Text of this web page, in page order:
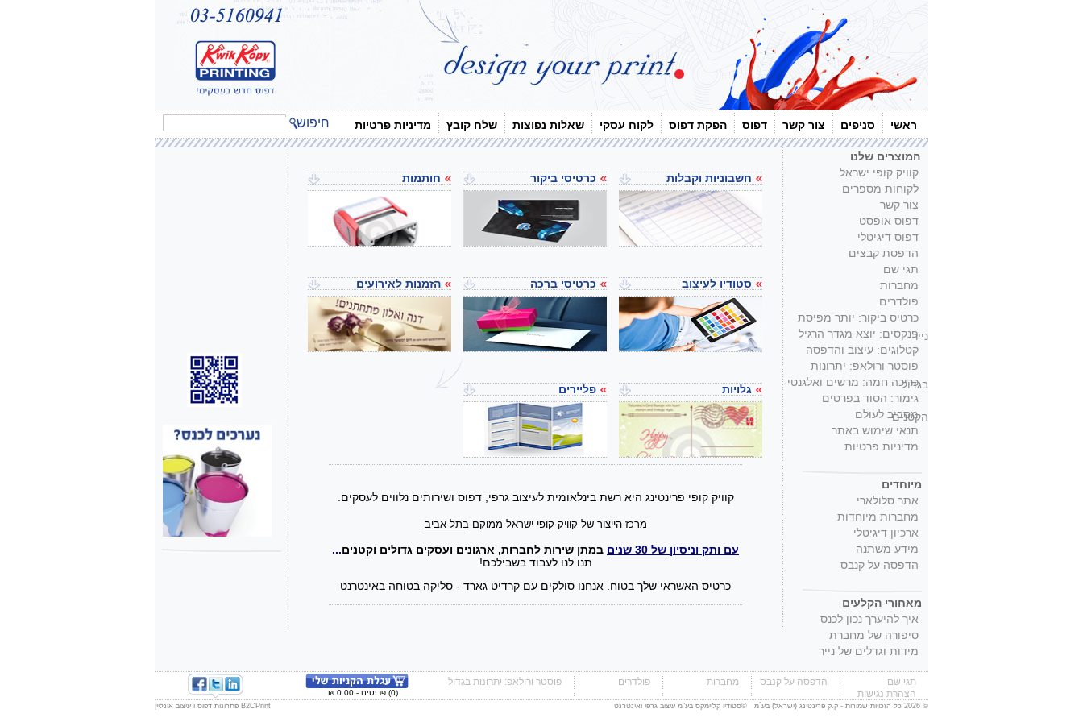
חיפוש ראשי סניפים צור קשר דפוס הפקת דפוס לקוח עסקי שאלות נפוצות שלח קובץ מדיניות פרטיות
חשבוניות וקבלות כרטיסי ביקור חותמות
סטודיו לעיצוב כרטיסי ברכה הזמנות לאירועים
גלויות פליירים
.קוויק קופי פרינטינג היא רשת בינלאומית לעיצוב גרפי, דפוס ושירותים נלווים לעסקים
מרכז הייצור של קוויק קופי ישראל ממוקם בתל-אביב
... עם ותק וניסיון של 30 שנים
במתן שירות לחברות, ארגונים ועסקים גדולים וקטנים
!תנו לנו לעבוד בשבילכם
כרטיס האשראי שלך בטוח. אנחנו סולקים עם קרדיט גארד - סליקה בטוחה באינטרנט
המוצרים שלנו
קוויק קופי ישראל
לקוחות מספרים
צור קשר
דפוס אופסט
דפוס דיגיטלי
הדפסת קבצים
תגי שם
מחברות
פולדרים
כרטיס ביקור: יותר מפיסת
ניירפנקסים: יוצא מגדר הרגיל
קטלוגים: עיצוב והדפסה
פוסטר ורולאפ: יתרונות
בגדול
כריכה חמה: מרשים ואלגנטי
גימור: הסוד בפרטים
הקטנים
מסביב לעולם
תנאי שימוש באתר
מדיניות פרטיות
מיוחדים
אתר סלולארי
מחברות מיוחדות
ארכיון דיגיטלי
מידע משתנה
הדפסה על קנבס
מאחורי הקלעים
איך להיערך נכון לכנס
סיפורה של מחברת
מידות וגדלים של נייר
תגי שם
הצהרת נגישות
הדפסה על קנבס מחברות פולדרים פוסטר ורולאפ: יתרונות בגדול
(0) פריטים - 0.00 ₪
© 2026 כל הזכויות שמורות - ק.ק פרינטינג (ישראל) בע`מ © סטודיו קליימקס בע"מ עיצוב גרפי ואינטרנט B2CPrint פתרונות דפוס ו עיצוב אונליין